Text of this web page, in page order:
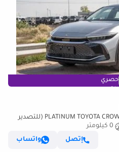
حصري
تويوتا كراون PLATINUM TOYOTA CROWN 2.5 HEV HI -2026YM (للتصدير
0 كيلومتر
إتصل
واتساب